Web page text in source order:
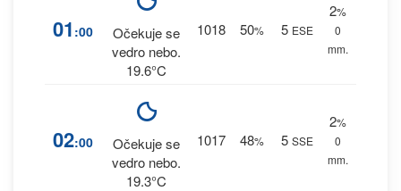
01 :00
Očekuje se
vedro nebo.
19.6°C
1018 50% 5 ESE
2%
0
mm.
02:00
Očekuje se
vedro nebo.
19.3°C
1017 48% 5 SSE
2%
0
mm.